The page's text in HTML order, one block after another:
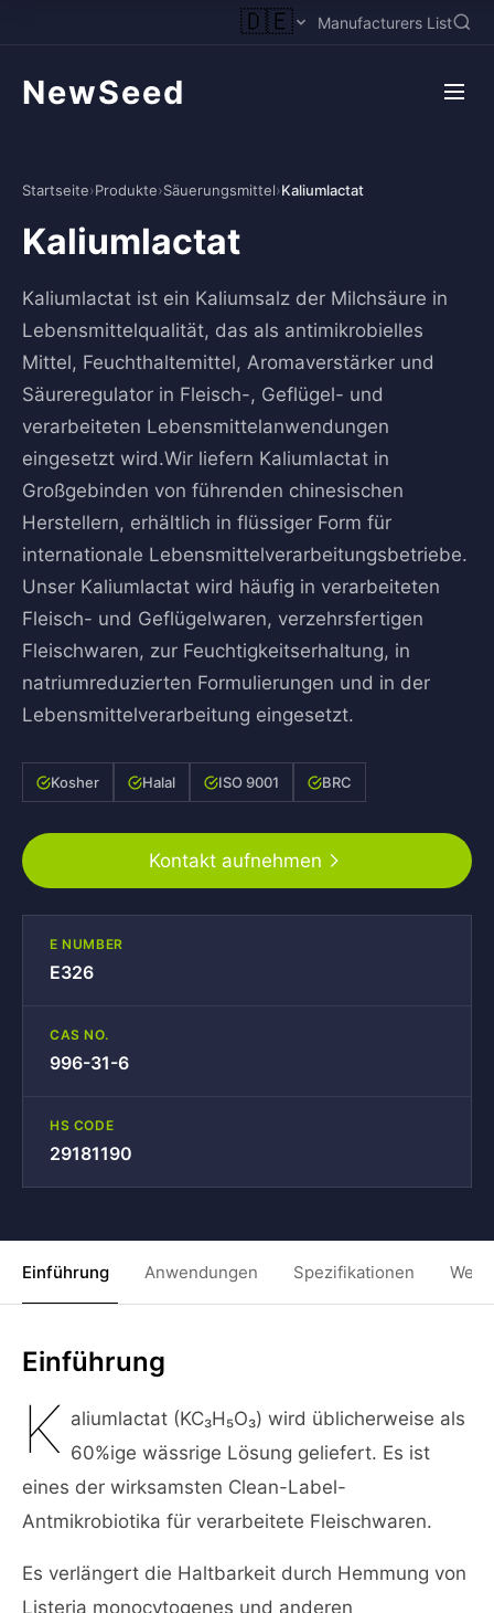
🇩🇪 Manufacturers List
NewSeed
Startseite›Produkte›Säuerungsmittel›Kaliumlactat
Kaliumlactat
Kaliumlactat ist ein Kaliumsalz der Milchsäure in
Lebensmittelqualität, das als antimikrobielles
Mittel, Feuchthaltemittel, Aromaverstärker und
Säureregulator in Fleisch-, Geflügel- und
verarbeiteten Lebensmittelanwendungen
eingesetzt wird.Wir liefern Kaliumlactat in
Großgebinden von führenden chinesischen
Herstellern, erhältlich in flüssiger Form für
internationale Lebensmittelverarbeitungsbetriebe.
Unser Kaliumlactat wird häufig in verarbeiteten
Fleisch- und Geflügelwaren, verzehrsfertigen
Fleischwaren, zur Feuchtigkeitserhaltung, in
natriumreduzierten Formulierungen und in der
Lebensmittelverarbeitung eingesetzt.
Kosher Halal ISO 9001 BRC
Kontakt aufnehmen
E NUMBER
E326
CAS NO.
996-31-6
HS CODE
29181190
Einführung Anwendungen Spezifikationen
Einführung
K aliumlactat (KC₃H₅O₃) wird üblicherweise als
60%ige wässrige Lösung geliefert. Es ist
eines der wirksamsten Clean-Label-
Antmikrobiotika für verarbeitete Fleischwaren.
Es verlängert die Haltbarkeit durch Hemmung von
Listeria monocytogenes und anderen